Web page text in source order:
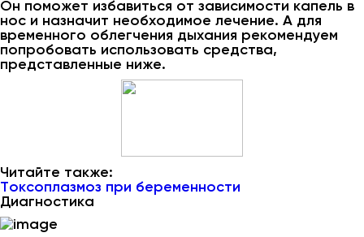
Он поможет избавиться от зависимости капель в
нос и назначит необходимое лечение. А для
временного облегчения дыхания рекомендуем
попробовать использовать средства,
представленные ниже.
Читайте также:
Токсоплазмоз при беременности
Диагностика